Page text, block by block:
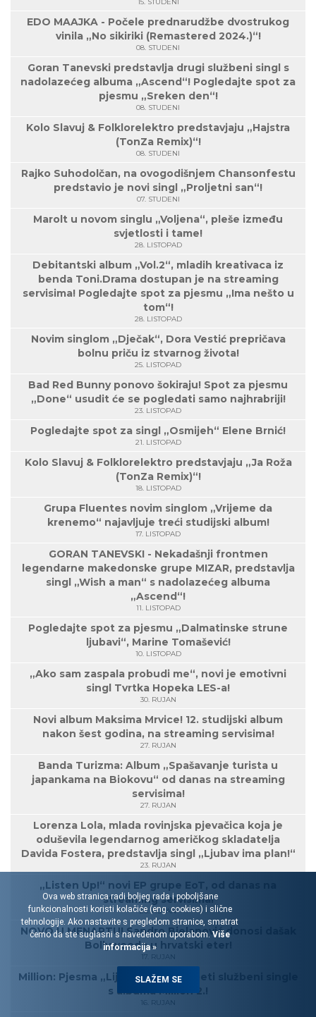
EDO MAAJKA - Počele prednarudžbe dvostrukog
vinila „No sikiriki (Remastered 2024.)“!
08. STUDENI
Goran Tanevski predstavlja drugi službeni singl s
nadolazećeg albuma „Ascend“! Pogledajte spot za
pjesmu „Sreken den“!
08. STUDENI
Kolo Slavuj & Folklorelektro predstavjaju „Hajstra
(TonZa Remix)“!
08. STUDENI
Rajko Suhodolčan, na ovogodišnjem Chansonfestu
predstavio je novi singl „Proljetni san“!
07. STUDENI
Marolt u novom singlu „Voljena“, pleše između
svjetlosti i tame!
28. LISTOPAD
Debitantski album „Vol.2“, mladih kreativaca iz
benda Toni.Drama dostupan je na streaming
servisima! Pogledajte spot za pjesmu „Ima nešto u
tom“!
28. LISTOPAD
Novim singlom „Dječak“, Dora Vestić prepričava
bolnu priču iz stvarnog života!
25. LISTOPAD
Bad Red Bunny ponovo šokiraju! Spot za pjesmu
„Done“ usudit će se pogledati samo najhrabriji!
23. LISTOPAD
Pogledajte spot za singl „Osmijeh“ Elene Brnić!
21. LISTOPAD
Kolo Slavuj & Folklorelektro predstavjaju „Ja Roža
(TonZa Remix)“!
18. LISTOPAD
Grupa Fluentes novim singlom „Vrijeme da
krenemo“ najavljuje treći studijski album!
17. LISTOPAD
GORAN TANEVSKI - Nekadašnji frontmen
legendarne makedonske grupe MIZAR, predstavlja
singl „Wish a man“ s nadolazećeg albuma
„Ascend“!
11. LISTOPAD
Pogledajte spot za pjesmu „Dalmatinske strune
ljubavi“, Marine Tomašević!
10. LISTOPAD
„Ako sam zaspala probudi me“, novi je emotivni
singl Tvrtka Hopeka LES-a!
30. RUJAN
Novi album Maksima Mrvice! 12. studijski album
nakon šest godina, na streaming servisima!
27. RUJAN
Banda Turizma: Album „Spašavanje turista u
japankama na Biokovu“ od danas na streaming
servisima!
27. RUJAN
Lorenza Lola, mlada rovinjska pjevačica koja je
oduševila legendarnog američkog skladatelja
Davida Fostera, predstavlja singl „Ljubav ima plan!“
23. RUJAN
„Listen Up!“ novi EP grupe EoT, od danas na
streaming servisima!
20. RUJAN
NOVO U MENARTU! Sandro Bjelanović donosi dašak
Bollywooda u hrvatski eter!
17. RUJAN
Million: Pjesma „Lijepe dame“ je peti službeni single
s albuma Million 2.!
16. RUJAN
Ova web stranica radi boljeg rada i poboljšane
funkcionalnosti koristi kolačiće (eng. cookies) i slične
tehnologije. Ako nastavite s pregledom stranice, smatrat
ćemo da ste suglasni s navedenom uporabom.Više
informacija »
SLAŽEM SE